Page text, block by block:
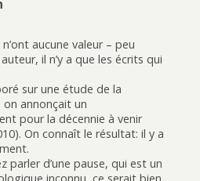
aucune valeur – peu
il n’y a que les écrits qui
sur une étude de la
annonçait un
pour la décennie à venir
On connaît le résultat: il y a
parler d’une pause, qui est un